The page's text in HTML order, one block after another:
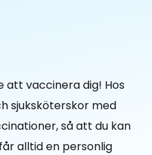
att vaccinera dig! Hos
sjuksköterskor med
så att du kan
alltid en personlig